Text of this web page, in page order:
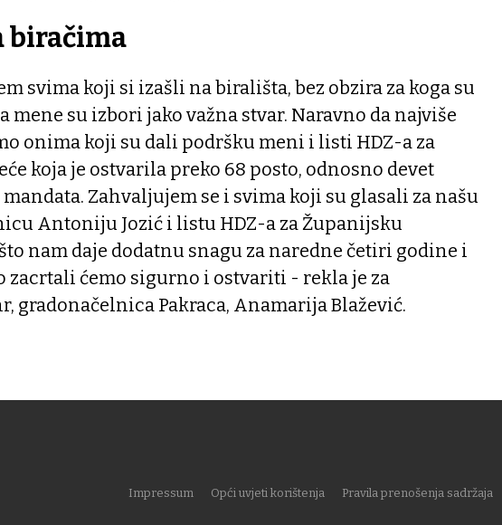
biračima
svima koji si izašli na birališta, bez obzira za koga su
mene su izbori jako važna stvar. Naravno da najviše
onima koji su dali podršku meni i listi HDZ-a za
koja je ostvarila preko 68 posto, odnosno devet
Zahvaljujem se i svima koji su glasali za našu
Antoniju Jozić i listu HDZ-a za Županijsku
nam daje dodatnu snagu za naredne četiri godine i
zacrtali ćemo sigurno i ostvariti - rekla je za
gradonačelnica Pakraca, Anamarija Blažević.
Impressum Opći uvjeti korištenja Pravila prenošenja sadržaja